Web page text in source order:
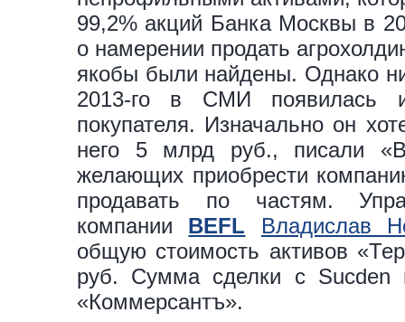
99,2% акций Банка Москвы в
о намерении продать
якобы были найдены. Однако
2013-го в СМИ появилась
покупателя. Изначально он
него 5 млрд руб., писали
желающих приобрести
продавать по частям.
компании BEFL
Владислав
общую стоимость активов
руб. Сумма сделки с Sucden
«Коммерсантъ».